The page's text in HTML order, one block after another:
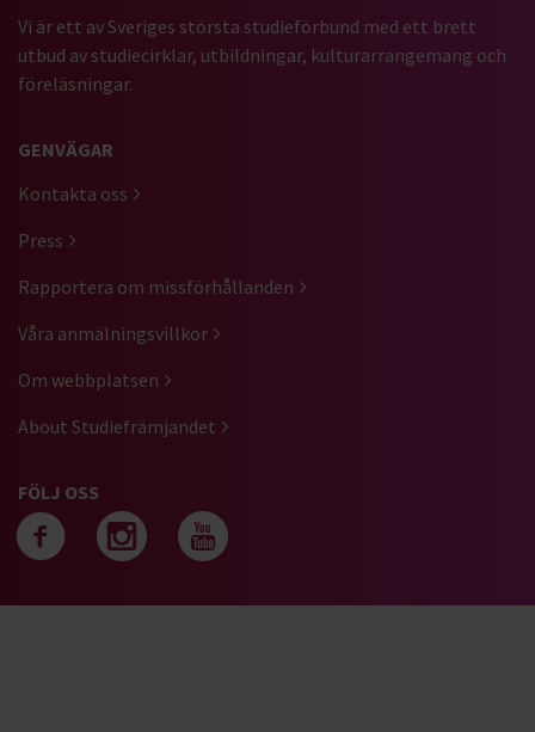
Vi är ett av Sveriges största studieförbund med ett brett
utbud av studiecirklar, utbildningar, kulturarrangemang och
föreläsningar.
GENVÄGAR
Kontakta oss
Press
Rapportera om missförhållanden
Våra anmälningsvillkor
Om webbplatsen
About Studiefrämjandet
FÖLJ OSS
Följ oss på facebook
Följ oss på
Följ oss på